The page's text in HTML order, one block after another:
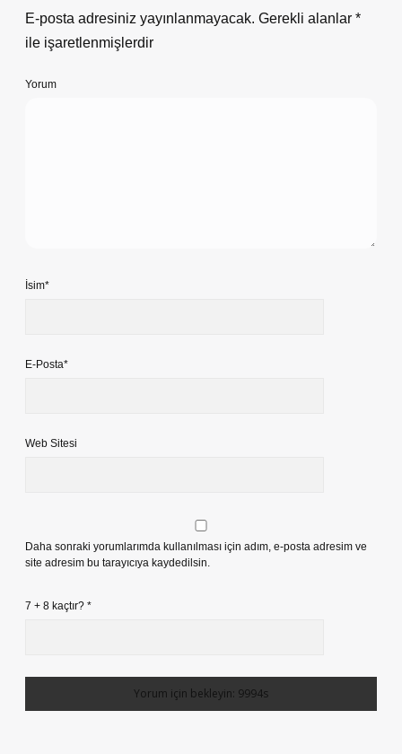
E-posta adresiniz yayınlanmayacak. Gerekli alanlar *
ile işaretlenmişlerdir
Yorum
İsim*
E-Posta*
Web Sitesi
Daha sonraki yorumlarımda kullanılması için adım, e-posta adresim ve
site adresim bu tarayıcıya kaydedilsin.
7 + 8 kaçtır? *